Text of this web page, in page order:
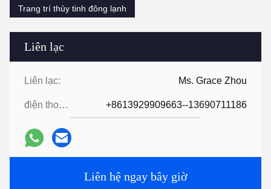
Liên lạc
Liên lạc: Ms. Grace Zhou
điện thoại: +8613929909663--13690711186
Liên hệ ngay bây giờ
Trang trí thủy tinh đông lạnh